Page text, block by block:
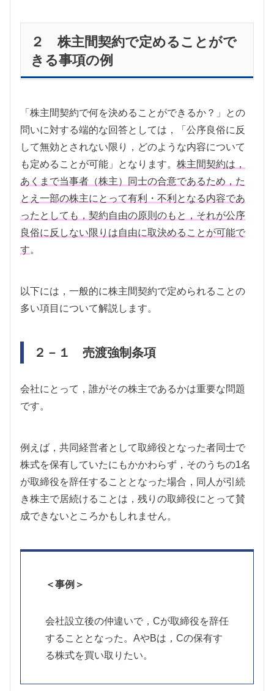
２ 株主間契約で定めることがで
きる事項の例
「株主間契約で何を決めることができるか？」との
問いに対する端的な回答としては，「公序良俗に反
して無効とされない限り，どのような内容について
も定めることが可能」となります。 株主間契約は，
あくまで当事者（株主）同士の合意であるため，た
とえ一部の株主にとって有利・不利となる内容であ
ったとしても，契約自由の原則のもと，それが公序
良俗に反しない限りは自由に取決めることが可能で
す。
以下には，一般的に株主間契約で定められることの
多い項目について解説します。
２－１ 売渡強制条項
会社にとって，誰がその株主であるかは重要な問題
です。
例えば，共同経営者として取締役となった者同士で
株式を保有していたにもかかわらず，そのうちの1名
が取締役を辞任することとなった場合，同人が引続
き株主で居続けることは，残りの取締役にとって賛
成できないところかもしれません。
＜事例＞
会社設立後の仲違いで，Cが取締役を辞任
することとなった。AやBは，Cの保有す
る株式を買い取りたい。